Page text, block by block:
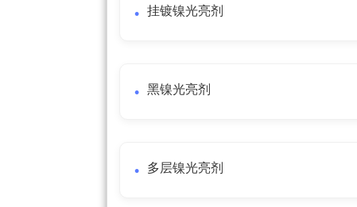
挂镀镍光亮剂
黑镍光亮剂
多层镍光亮剂